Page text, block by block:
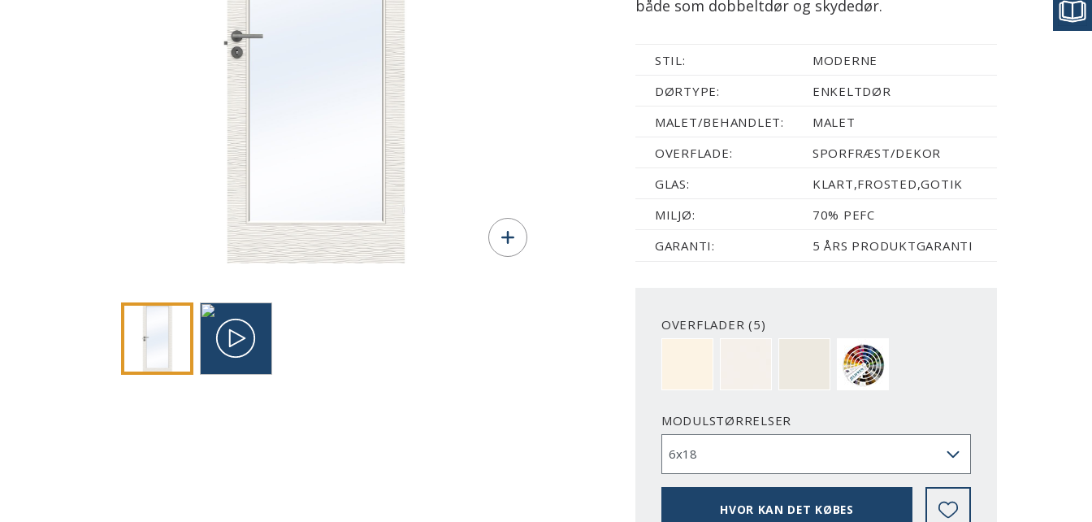
både som dobbeltdør og skydedør.
STIL:
MODERNE
DØRTYPE:
ENKELTDØR
MALET/BEHANDLET:
MALET
OVERFLADE:
SPORFRÆST/DEKOR
GLAS:
KLART,FROSTED,GOTIK
MILJØ:
70% PEFC
GARANTI:
5 ÅRS PRODUKTGARANTI
OVERFLADER (5)
NÆSTEN ALLE NCS S OG RAL FARVER
MODULSTØRRELSER
HVOR KAN DET KØBES